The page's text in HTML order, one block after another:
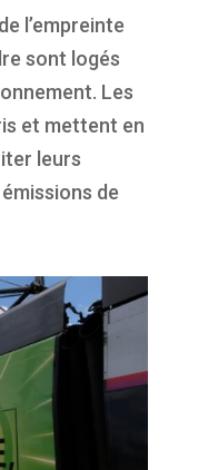
l’empreinte
sont logés
. Les
et mettent en
leurs
émissions de